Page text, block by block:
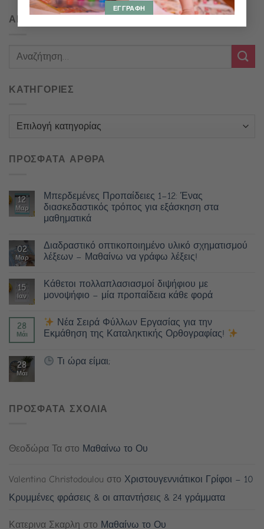
ΑΝΑΖΗΤΗΣΗ
ΚΑΤΗΓΟΡΙΕΣ
Κατηγορίες
ΠΡΟΣΦΑΤΑ ΑΡΘΡΑ
12
Μαρ
Μπερδεμένες Προπαίδειες 1–12: Ένας
διασκεδαστικός τρόπος για εξάσκηση στα
μαθηματικά
02
Μαρ
Διαδραστικό οπτικοποιημένο υλικό σχηματισμού
λέξεων – Μαθαίνω να γράφω λέξεις!
15
Ιαν
Κάθετοι πολλαπλασιασμοί διψήφιου με
μονοψήφιο – μία προπαίδεια κάθε φορά
28
Μάι
Νέα Σειρά Φύλλων Εργασίας για την
Εκμάθηση της Καταληκτικής Ορθογραφίας!
28
Μάι
Τι ώρα είμαι;
ΠΡΟΣΦΑΤΑ ΣΧΟΛΙΑ
Θεοδώρα Τα στο Μαθαίνω το Ου
Valentina Christodoulou στο Χριστουγεννιάτικοι Γρίφοι – 10
Κρυμμένες φράσεις & οι απαντήσεις & 24 γράμματα
Κατερινα Σκαρλη στο Μαθαίνω το Ου